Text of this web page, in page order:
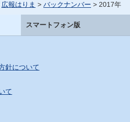
広報はりま > バックナンバー > 2017年
スマートフォン版
針について
て